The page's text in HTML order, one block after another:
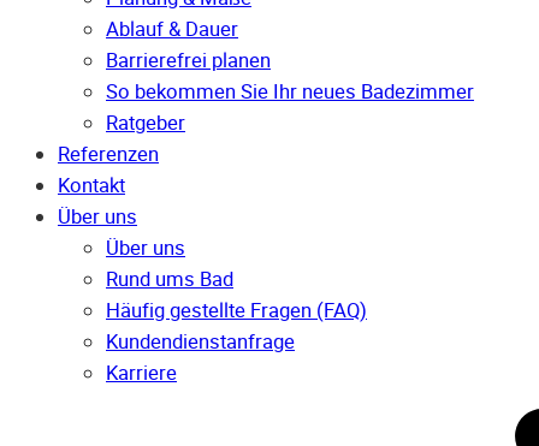
Ablauf & Dauer
Barrierefrei planen
So bekommen Sie Ihr neues Badezimmer
Ratgeber
Referenzen
Kontakt
Über uns
Über uns
Rund ums Bad
Häufig gestellte Fragen (FAQ)
Kunden­dienst­anfrage
Karriere